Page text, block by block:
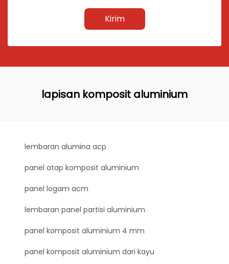
Kirim
lapisan komposit aluminium
lembaran alumina acp
panel atap komposit aluminium
panel logam acm
lembaran panel partisi aluminium
panel komposit aluminium 4 mm
panel komposit aluminium dari kayu